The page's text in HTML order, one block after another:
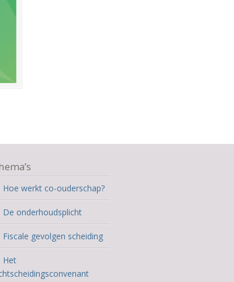
Hoe werkt co-ouderschap?
De onderhoudsplicht
Fiscale gevolgen scheiding
Het